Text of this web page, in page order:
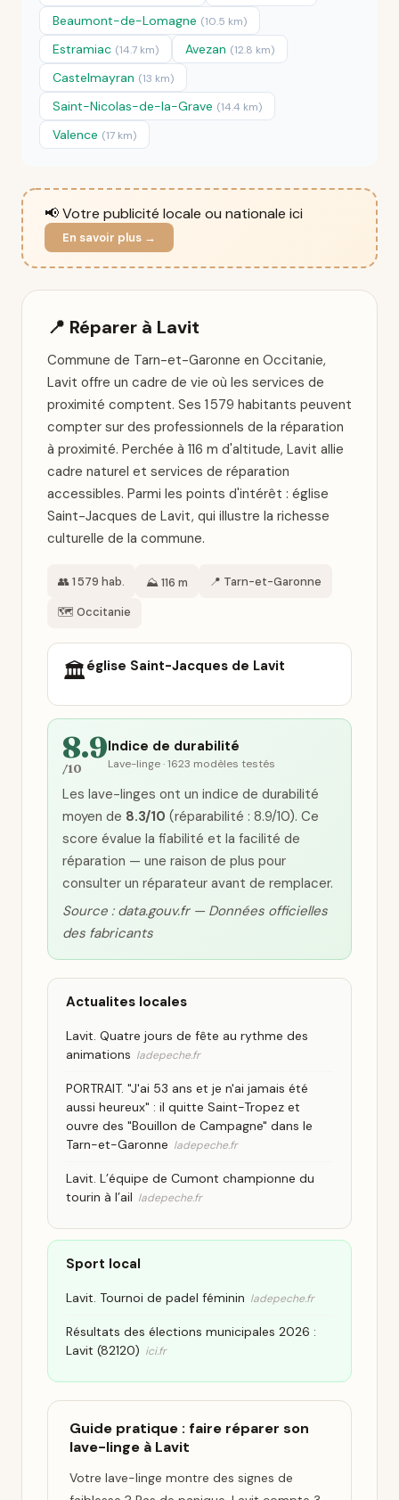
Beaumont-de-Lomagne (10.5 km)
Estramiac (14.7 km) Avezan (12.8 km)
Castelmayran (13 km)
Saint-Nicolas-de-la-Grave (14.4 km)
Valence (17 km)
📢 Votre publicité locale ou nationale ici
En savoir plus →
📍 Réparer à Lavit
Commune de Tarn-et-Garonne en Occitanie,
Lavit offre un cadre de vie où les services de
proximité comptent. Ses 1 579 habitants peuvent
compter sur des professionnels de la réparation
à proximité. Perchée à 116 m d'altitude, Lavit allie
cadre naturel et services de réparation
accessibles. Parmi les points d'intérêt : église
Saint-Jacques de Lavit, qui illustre la richesse
culturelle de la commune.
👥 1 579 hab. ⛰️ 116 m 📍 Tarn-et-Garonne
🗺️ Occitanie
🏛️église Saint-Jacques de Lavit
8.9
/10
Indice de durabilité
Lave-linge · 1623 modèles testés
Les lave-linges ont un indice de durabilité
moyen de 8.3/10 (réparabilité : 8.9/10). Ce
score évalue la fiabilité et la facilité de
réparation — une raison de plus pour
consulter un réparateur avant de remplacer.
Source : data.gouv.fr — Données officielles
des fabricants
Actualites locales
Lavit. Quatre jours de fête au rythme des
animations ladepeche.fr
PORTRAIT. "J'ai 53 ans et je n'ai jamais été
aussi heureux" : il quitte Saint-Tropez et
ouvre des "Bouillon de Campagne" dans le
Tarn-et-Garonne ladepeche.fr
Lavit. L’équipe de Cumont championne du
tourin à l’ail ladepeche.fr
Sport local
Lavit. Tournoi de padel féminin ladepeche.fr
Résultats des élections municipales 2026 :
Lavit (82120) ici.fr
Guide pratique : faire réparer son
lave-linge à Lavit
Votre lave-linge montre des signes de